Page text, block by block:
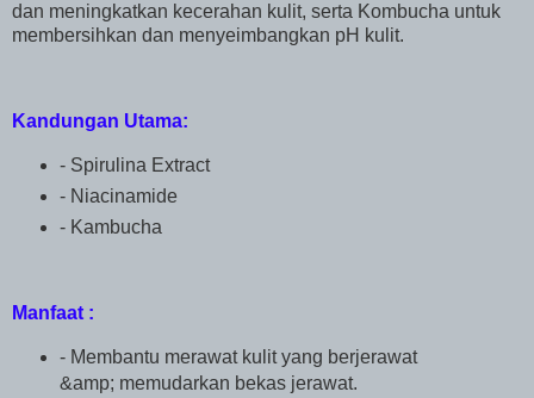
dan meningkatkan kecerahan kulit, serta Kombucha untuk
membersihkan dan menyeimbangkan pH kulit.
Kandungan Utama:
- Spirulina Extract
- Niacinamide
- Kambucha
Manfaat :
- Membantu merawat kulit yang berjerawat
&amp; memudarkan bekas jerawat.